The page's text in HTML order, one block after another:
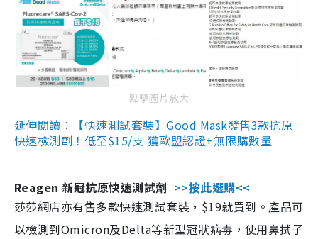
點擊圖片放大
延伸閱讀：【快速測試套裝】Good Mask發售3款抗原
快速檢測劑！低至$15/支 獲歐盟認證+無限購數量
Reagen 新冠抗原快速測試劑 >>按此選購<<
莎莎網店亦有售多款快速測試套裝，$19就買到。產品可
以檢測到Omicron及Delta等新型冠狀病毒，使用鼻拭子